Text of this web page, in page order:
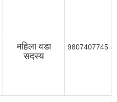
महिला वडा
सदस्य
9807407745